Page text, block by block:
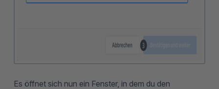
Es öffnet sich nun ein Fenster, in dem du den